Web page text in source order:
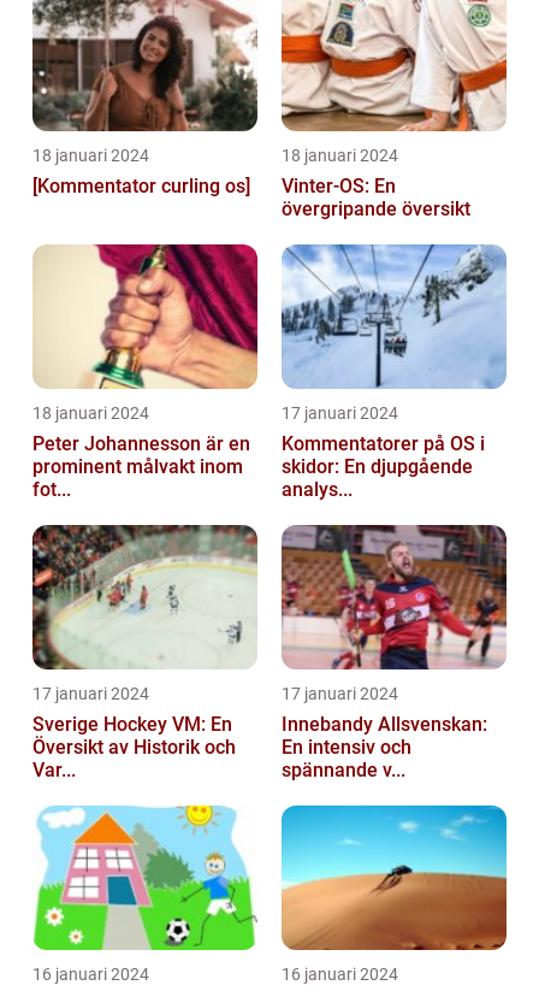
18 januari 2024
[Kommentator curling os]
18 januari 2024
Vinter-OS: En
övergripande översikt
18 januari 2024
Peter Johannesson är en
prominent målvakt inom
fot...
17 januari 2024
Kommentatorer på OS i
skidor: En djupgående
analys...
17 januari 2024
Sverige Hockey VM: En
Översikt av Historik och
Var...
17 januari 2024
Innebandy Allsvenskan:
En intensiv och
spännande v...
16 januari 2024 16 januari 2024